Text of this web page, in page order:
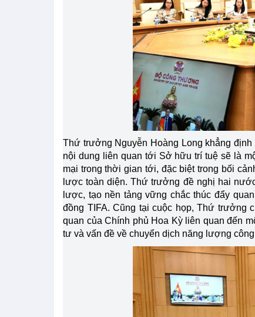
Thứ trưởng Nguyễn Hoàng Long khẳng
nội dung liên quan tới Sở hữu trí tuệ sẽ là
mại trong thời gian tới, đặc biệt trong bối
lược toàn diện. Thứ trưởng đề nghị hai
lược, tạo nền tảng vững chắc thúc đẩy
đồng TIFA. Cũng tại cuộc họp, Thứ trưởng
quan của Chính phủ Hoa Kỳ liên quan đến
tư và vấn đề về chuyển dịch năng lượng